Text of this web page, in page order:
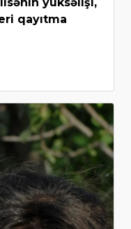
qayıtma